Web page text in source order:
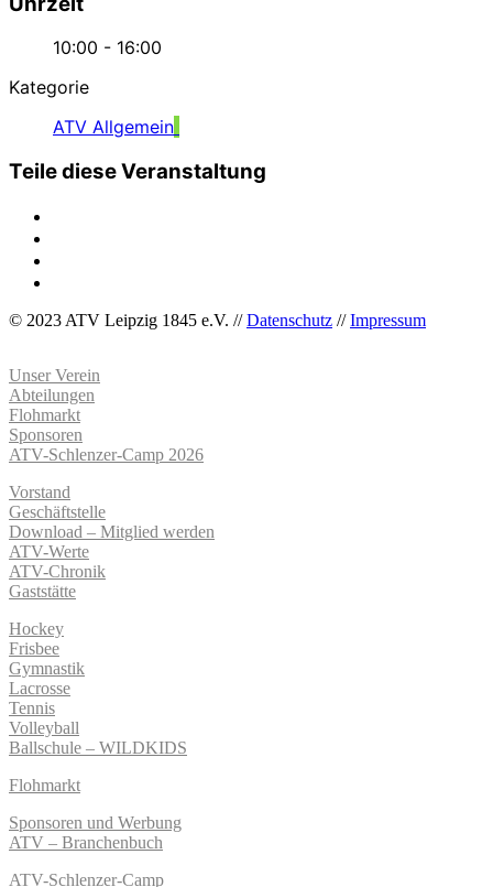
10:00 - 16:00
Kategorie
ATV Allgemein
Teile diese Veranstaltung
© 2023 ATV Leipzig 1845 e.V. //Datenschutz //Impressum
Unser Verein
Abteilungen
Flohmarkt
Sponsoren
ATV-Schlenzer-Camp 2026
Vorstand
Geschäftstelle
Download – Mitglied werden
ATV-Werte
ATV-Chronik
Gaststätte
Hockey
Frisbee
Gymnastik
Lacrosse
Tennis
Volleyball
Ballschule – WILDKIDS
Flohmarkt
Sponsoren und Werbung
ATV – Branchenbuch
ATV-Schlenzer-Camp